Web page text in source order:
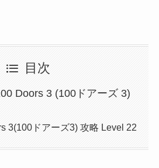
目次
Doors 3 (100ドアーズ 3)
3(100ドアーズ3) 攻略 Level 22